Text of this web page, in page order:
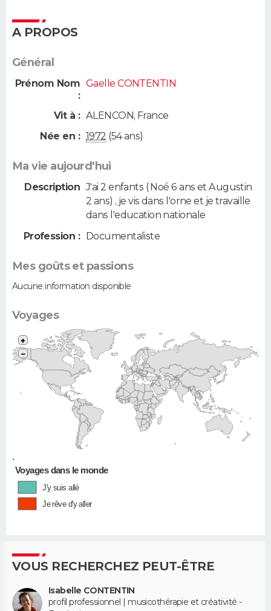
A PROPOS
Général
Prénom Nom
:
Gaelle CONTENTIN
Vit à : ALENCON, France
Née en : 1972 (54 ans)
Ma vie aujourd'hui
Description J'ai 2 enfants ( Noé 6 ans et Augustin
2 ans) , je vis dans l'orne et je travaille
dans l'education nationale
Profession : Documentaliste
Mes goûts et passions
Aucune information disponible
Voyages
•
+
−
Voyages dans le monde
J'y suis allé
Je rêve d'y aller
VOUS RECHERCHEZ PEUT-ÊTRE
Isabelle CONTENTIN
profil professionnel | musicothérapie et créativité -